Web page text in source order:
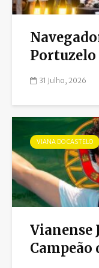
Portuzelo
31 Julho, 2026
VIANA DO CASTELO
Vianense
Campeão